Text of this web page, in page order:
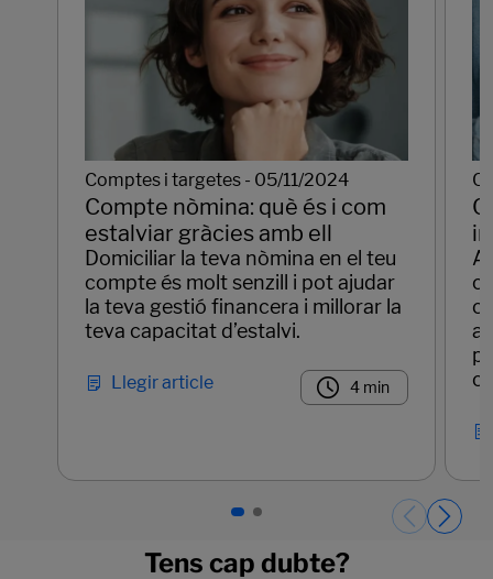
Comptes i targetes - 05/11/2024
Compte nòmina: què és i com
estalviar gràcies amb ell
Domiciliar la teva nòmina en el teu
compte és molt senzill i pot ajudar
la teva gestió financera i millorar la
teva capacitat d’estalvi.
Llegir article 4 min
Tens cap dubte?